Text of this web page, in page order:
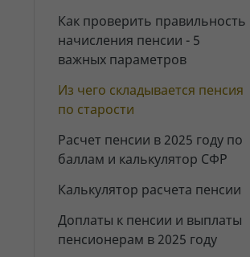
Как проверить правильность
начисления пенсии - 5
важных параметров
Из чего складывается пенсия
по старости
Расчет пенсии в 2025 году по
баллам и калькулятор СФР
Калькулятор расчета пенсии
Доплаты к пенсии и выплаты
пенсионерам в 2025 году